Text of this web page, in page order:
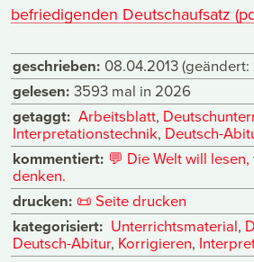
befriedigenden Deutschaufsatz
geschrieben: 08.04.2013(geändert:
gelesen: 3593 mal in 2026
getaggt: Arbeitsblatt,
Interpretationstechnik, Deutsch-
kommentiert: 💬 Die Welt will
denken.
drucken: 📜 Seite drucken
kategorisiert: Unterrichtsmaterial,
Deutsch-Abitur, Korrigieren,